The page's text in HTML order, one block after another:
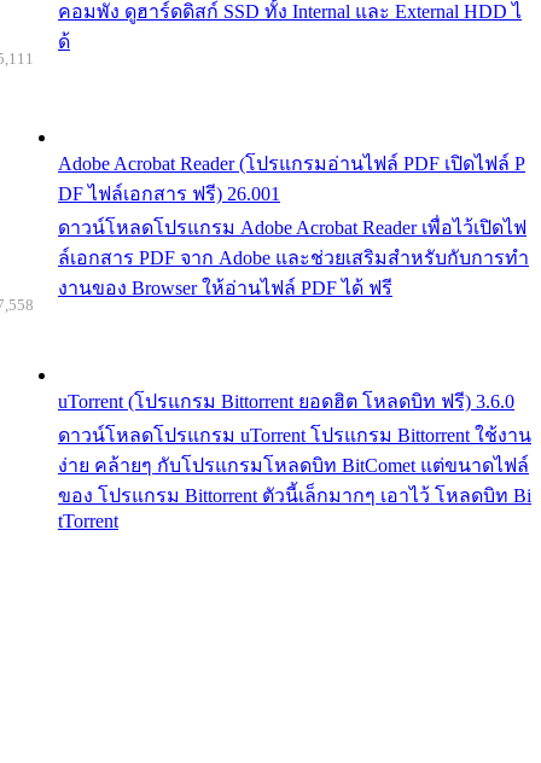
คอมพัง ดูฮาร์ดดิสก์ SSD ทั้ง Internal และ External HDD ไ
ด้
Adobe Acrobat Reader (โปรแกรมอ่านไฟล์ PDF เปิดไฟล์ P
DF ไฟล์เอกสาร ฟรี) 26.001
ดาวน์โหลดโปรแกรม Adobe Acrobat Reader เพื่อไว้เปิดไฟ
ล์เอกสาร PDF จาก Adobe และช่วยเสริมสำหรับกับการทำ
งานของ Browser ให้อ่านไฟล์ PDF ได้ ฟรี
uTorrent (โปรแกรม Bittorrent ยอดฮิต โหลดบิท ฟรี) 3.6.0
ดาวน์โหลดโปรแกรม uTorrent โปรแกรม Bittorrent ใช้งาน
ง่าย คล้ายๆ กับโปรแกรมโหลดบิท BitComet แต่ขนาดไฟล์
ของ โปรแกรม Bittorrent ตัวนี้เล็กมากๆ เอาไว้ โหลดบิท Bi
tTorrent